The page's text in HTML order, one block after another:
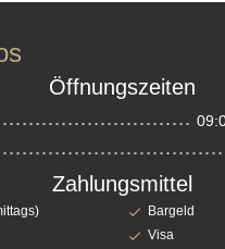
Öffnungszeiten
Zahlungsmittel
Bargeld
Visa